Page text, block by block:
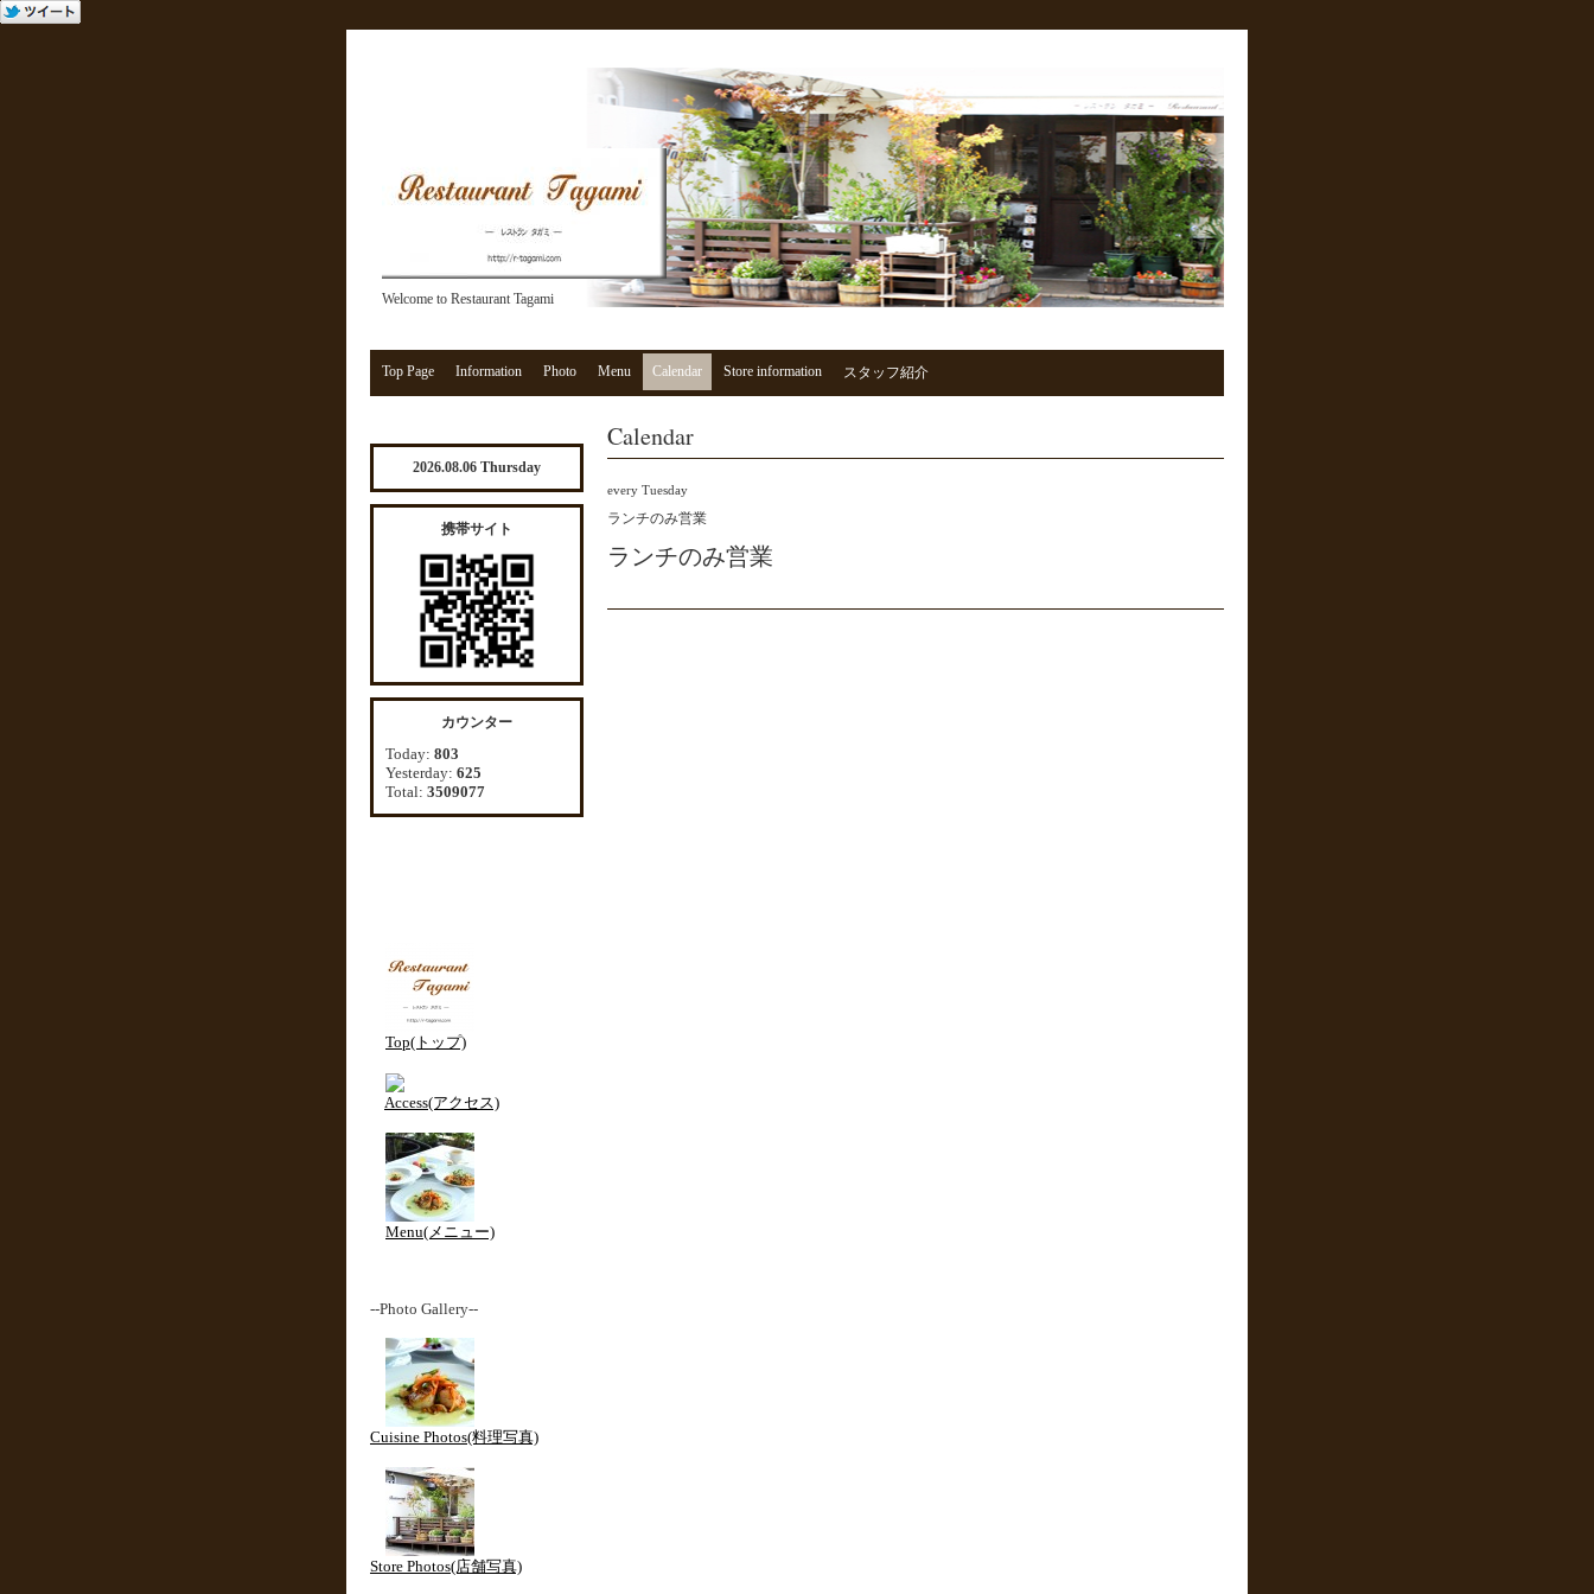
Welcome to Restaurant Tagami
Top Page Information Photo Menu Calendar Store information スタッフ紹介
Calendar
every Tuesday
ランチのみ営業
ランチのみ営業
2026.08.06 Thursday
携帯サイト
カウンター
Today: 803
Yesterday: 625
Total: 3509077
Top(トップ)
Access(アクセス)
Menu(メニュー)
--Photo Gallery--
Cuisine Photos(料理写真)
Store Photos(店舗写真)